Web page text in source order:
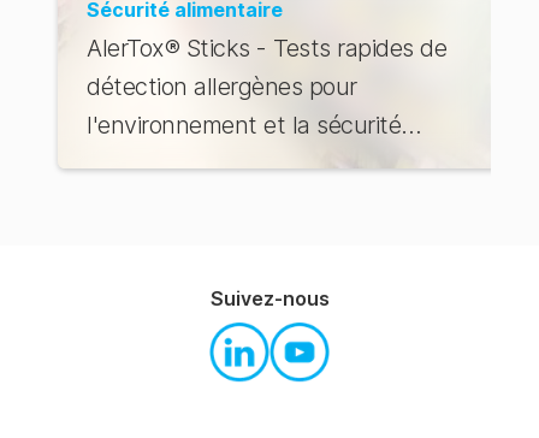
Sécurité alimentaire
AlerTox® Sticks - Tests rapides de
détection allergènes pour
l'environnement et la sécurité
alimentaire
Suivez-nous